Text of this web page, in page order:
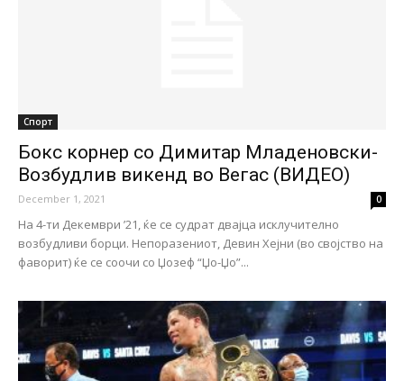
Спорт
Бокс корнер со Димитар Младеновски-
Возбудлив викенд во Вегас (ВИДЕО)
December 1, 2021 0
На 4-ти Декември ’21, ќе се судрат двајца исклучително
возбудливи борци. Непоразениот, Девин Хејни (во својство на
фаворит) ќе се соочи со Џозеф “Џо-Џо”...